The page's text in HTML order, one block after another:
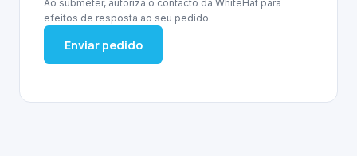
Ao submeter, autoriza o contacto da WhiteHat para
efeitos de resposta ao seu pedido.
Enviar pedido